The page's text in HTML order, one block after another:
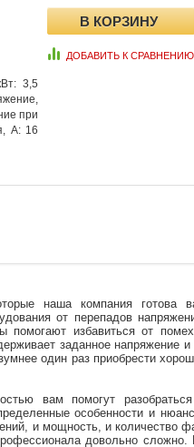
ДОБАВИТЬ К СРАВНЕНИЮ
3,5
при
А: 16
наша компания готова
от перепадов
помогают избавиться от
заданное напряжение и
один раз приобрести
вам помогут
особенности и
и мощность, и количество
довольно сложно.